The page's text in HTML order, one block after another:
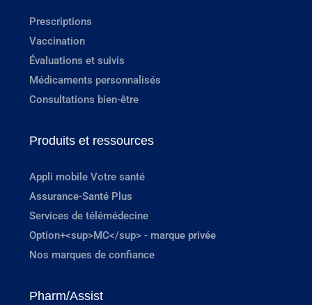
Prescriptions
Vaccination
Évaluations et suivis
Médicaments personnalisés
Consultations bien-être
Produits et ressources
Appli mobile Votre santé
Assurance-Santé Plus
Services de télémédecine
Option+<sup>MC</sup> - marque privée
Nos marques de confiance
Pharm/Assist